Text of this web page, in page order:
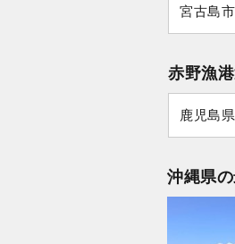
宮古島市
赤野漁
鹿児島県
沖縄県